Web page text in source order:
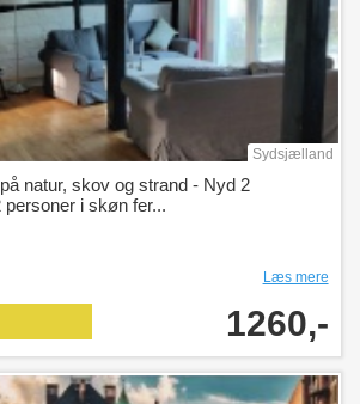
Sydsjælland
natur, skov og strand - Nyd 2
i skøn fer...
Læs mere
1260,-